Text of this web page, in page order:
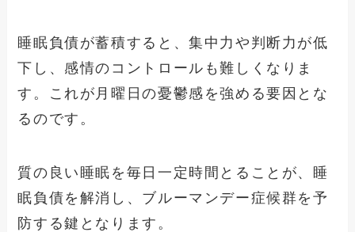
睡眠負債が蓄積すると、集中力や判断力が低
下し、感情のコントロールも難しくなりま
す。これが月曜日の憂鬱感を強める要因とな
るのです。
質の良い睡眠を毎日一定時間とることが、睡
眠負債を解消し、ブルーマンデー症候群を予
防する鍵となります。